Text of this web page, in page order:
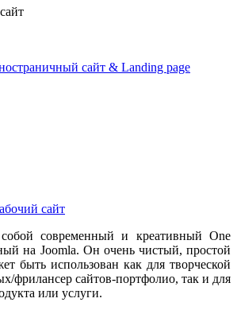
сайт & Landing page
сайт
собой современный и креативный One
на Joomla. Он очень чистый, простой
быть использован как для творческой
фрилансер сайтов-портфолио, так и для
или услуги.